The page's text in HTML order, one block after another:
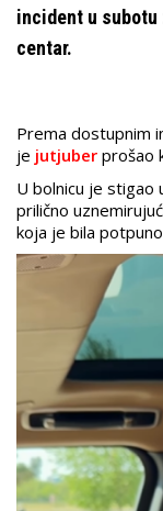
incident u subotu
centar.
Prema dostupnim
je jutjuber prošao
U bolnicu je stigao
prilično
koja je bila